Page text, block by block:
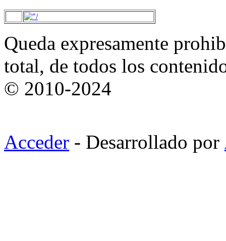
Queda expresamente
total, de todos los
© 2010-2024
Acceder - Desarrollado por